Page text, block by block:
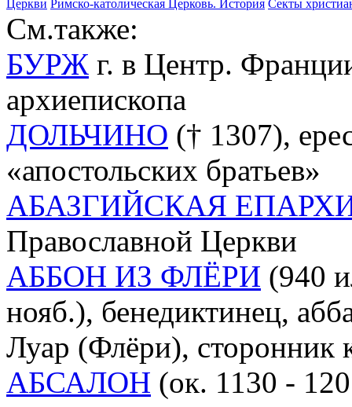
Церкви Римско-католическая Церковь. История Секты
См.также:
БУРЖ г. в Центр.
архиепископа
ДОЛЬЧИНО († 1307),
«апостольских братьев»
АБАЗГИЙСКАЯ
Православной Церкви
АББОН ИЗ ФЛЁРИ (940
нояб.), бенедиктинец,
Луар (Флёри),
АБСАЛОН (ок. 1130 -